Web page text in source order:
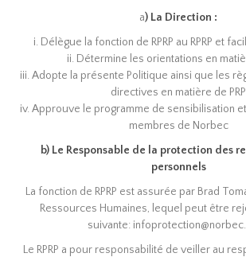
a) La Direction :
i. Délègue la fonction de RPRP au RPRP et
ii. Détermine les orientations en
iii. Adopte la présente Politique ainsi que les
directives en matière de PRP
iv. Approuve le programme de sensibilisation
membres de Norbec
b) Le Responsable de la protection des
personnels
La fonction de RPRP est assurée par Brad
Ressources Humaines, lequel peut être
suivante:
Le RPRP a pour responsabilité de veiller au